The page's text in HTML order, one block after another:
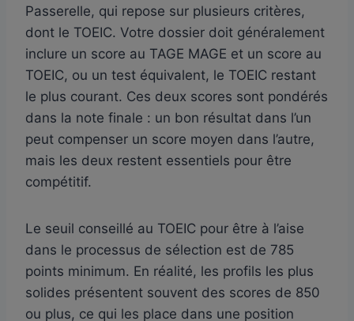
Passerelle, qui repose sur plusieurs critères,
dont le TOEIC. Votre dossier doit généralement
inclure un score au TAGE MAGE et un score au
TOEIC, ou un test équivalent, le TOEIC restant
le plus courant. Ces deux scores sont pondérés
dans la note finale : un bon résultat dans l’un
peut compenser un score moyen dans l’autre,
mais les deux restent essentiels pour être
compétitif.
Le seuil conseillé au TOEIC pour être à l’aise
dans le processus de sélection est de 785
points minimum. En réalité, les profils les plus
solides présentent souvent des scores de 850
ou plus, ce qui les place dans une position